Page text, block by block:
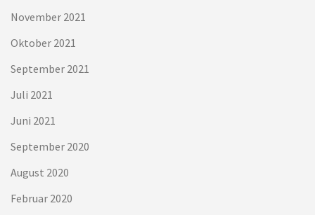
November 2021
Oktober 2021
September 2021
Juli 2021
Juni 2021
September 2020
August 2020
Februar 2020